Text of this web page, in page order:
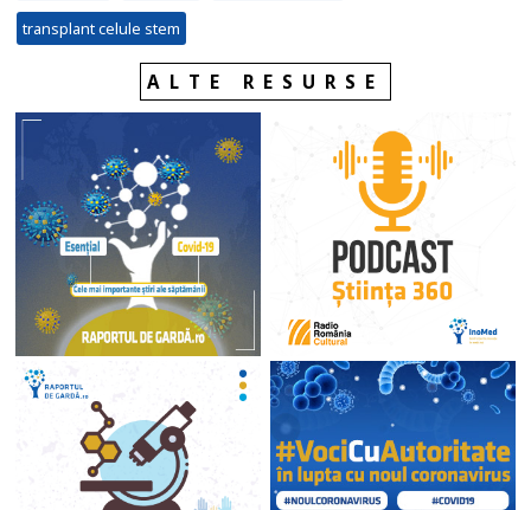
transplant celule stem
ALTE RESURSE